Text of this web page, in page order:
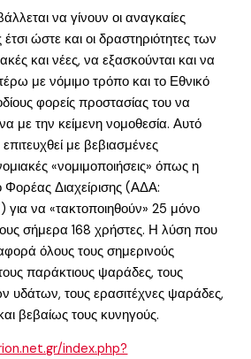
να γίνουν οι αναγκαίες
έτσι ώστε και οι δραστηριότητες των
και νέες, να εξασκούνται και να
με νόμιμο τρόπο και το Εθνικό
φορείς προστασίας του να
με την κείμενη νομοθεσία. Αυτό
με βεβιασμένες
«νομιμοποιήσεις» όπως η
Διαχείρισης (ΑΔΑ:
να «τακτοποιηθούν» 25 μόνο
σήμερα 168 χρήστες. Η λύση που
όλους τους σημερινούς
παράκτιους ψαράδες, τους
υδάτων, τους ερασιτέχνες ψαράδες,
βεβαίως τους κυνηγούς.
index.php?